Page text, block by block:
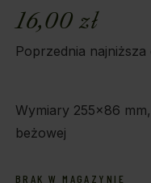
16,00zł
Poprzednia najniższa
Wymiary 255×86
beżowej
BRAK W MAGAZYNIE